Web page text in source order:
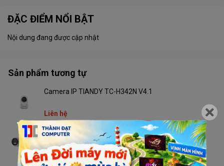
ĐẶC ĐIỂM NỔI BẬT
Nội dung đang được cập nhật
Sản phẩm tương tự
Camera IP TIANDY TC-H342N V4.1
Liên hệ
Camera TIANDY TC-C32RN V4.2 Wifi
Liên hệ